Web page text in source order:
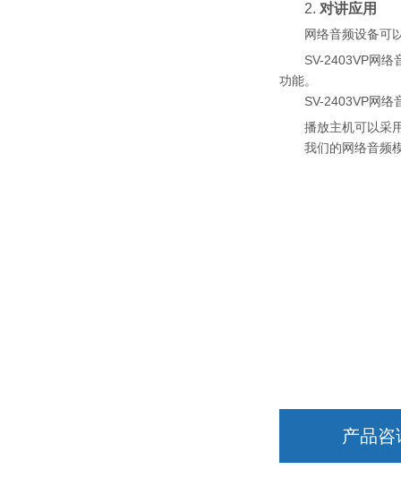
2. 对讲应用
网络音频设备可
SV-2403VP网络
功能。
SV-2403VP网络
播放主机可以采
我们的网络音频
产品咨